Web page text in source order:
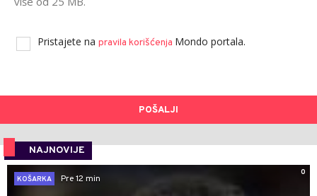
Pristajete na pravila korišćenja Mondo portala.
POŠALJI
NAJNOVIJE
0
KOŠARKA
Pre 12 min